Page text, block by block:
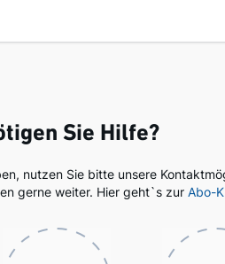
Sie Hilfe?
nutzen Sie bitte unsere
gerne weiter. Hier geht`s zur Abo-